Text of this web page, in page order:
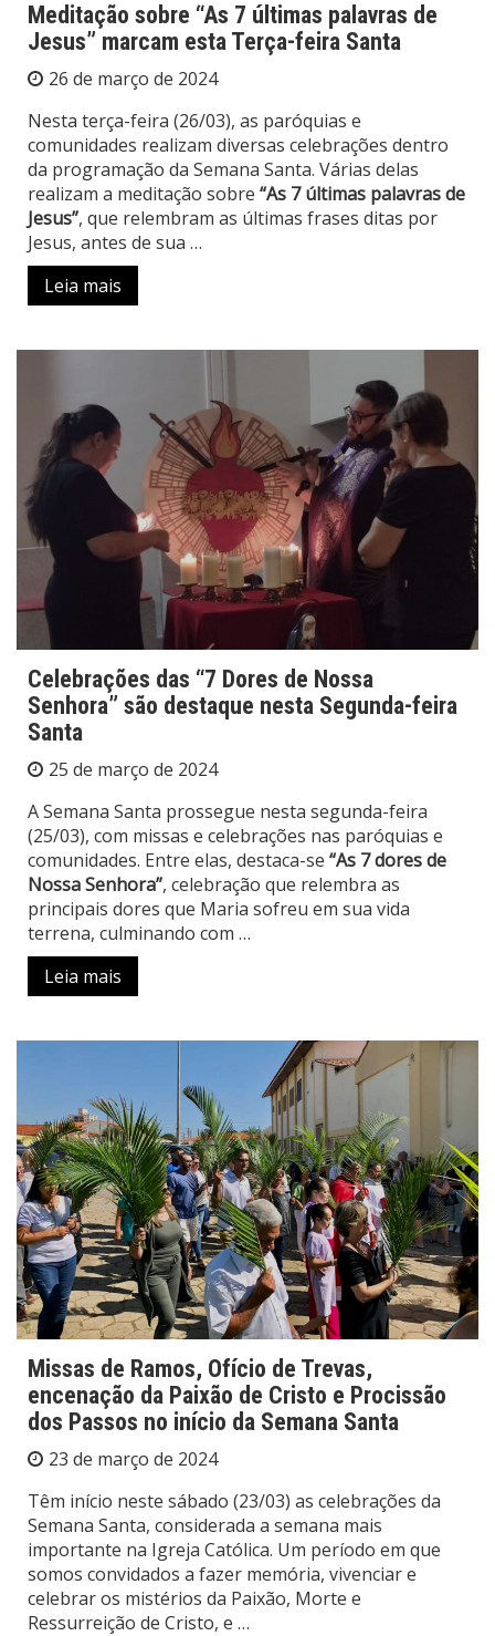
Meditação sobre “As 7 últimas palavras de
Jesus” marcam esta Terça-feira Santa
26 de março de 2024
Nesta terça-feira (26/03), as paróquias e
comunidades realizam diversas celebrações dentro
da programação da Semana Santa. Várias delas
realizam a meditação sobre “As 7 últimas palavras de
Jesus”, que relembram as últimas frases ditas por
Jesus, antes de sua …
Leia mais
Celebrações das “7 Dores de Nossa
Senhora” são destaque nesta Segunda-feira
Santa
25 de março de 2024
A Semana Santa prossegue nesta segunda-feira
(25/03), com missas e celebrações nas paróquias e
comunidades. Entre elas, destaca-se “As 7 dores de
Nossa Senhora”, celebração que relembra as
principais dores que Maria sofreu em sua vida
terrena, culminando com …
Leia mais
Missas de Ramos, Ofício de Trevas,
encenação da Paixão de Cristo e Procissão
dos Passos no início da Semana Santa
23 de março de 2024
Têm início neste sábado (23/03) as celebrações da
Semana Santa, considerada a semana mais
importante na Igreja Católica. Um período em que
somos convidados a fazer memória, vivenciar e
celebrar os mistérios da Paixão, Morte e
Ressurreição de Cristo, e …